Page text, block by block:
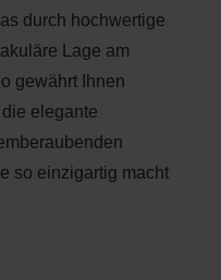
durch hochwertige
Lage am
gewährt Ihnen
elegante
so einzigartig macht